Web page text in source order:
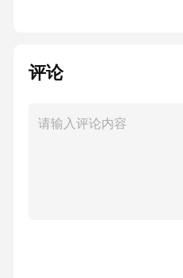
精神病药物，对拒药患
副作用。药物依从性监
应急干预预案详细记录
化及诱发因素，复诊时
评论